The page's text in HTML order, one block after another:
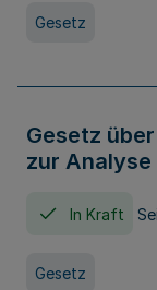
Gesetz
Gesetz
zur
In Kraft
Gesetz